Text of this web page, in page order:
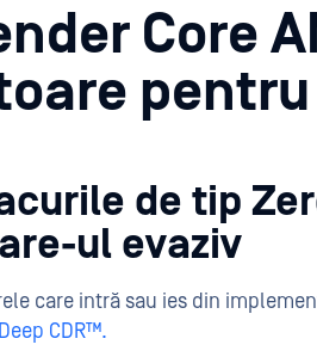
Core
de tip
ul evaziv
care intră sau ies din
CDR™.